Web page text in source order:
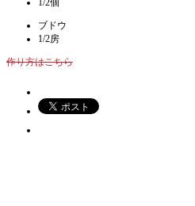
ブドウ
1/2房
作り方はこちら